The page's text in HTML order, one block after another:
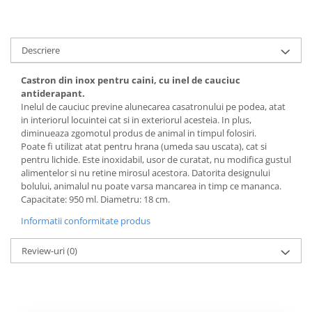
Descriere
Castron din inox pentru caini, cu inel de cauciuc
antiderapant.
Inelul de cauciuc previne alunecarea casatronului pe podea, atat
in interiorul locuintei cat si in exteriorul acesteia. In plus,
diminueaza zgomotul produs de animal in timpul folosiri.
Poate fi utilizat atat pentru hrana (umeda sau uscata), cat si
pentru lichide. Este inoxidabil, usor de curatat, nu modifica gustul
alimentelor si nu retine mirosul acestora. Datorita designului
bolului, animalul nu poate varsa mancarea in timp ce mananca.
Capacitate: 950 ml. Diametru: 18 cm.
Informatii conformitate produs
Review-uri(0)